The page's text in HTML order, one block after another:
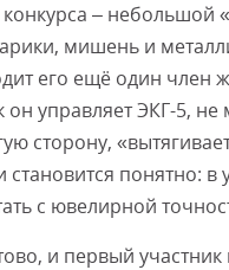
– небольшой
мишень и
его ещё один член
он управляет ЭКГ-5,
сторону,
становится понятно:
с ювелирной
и первый